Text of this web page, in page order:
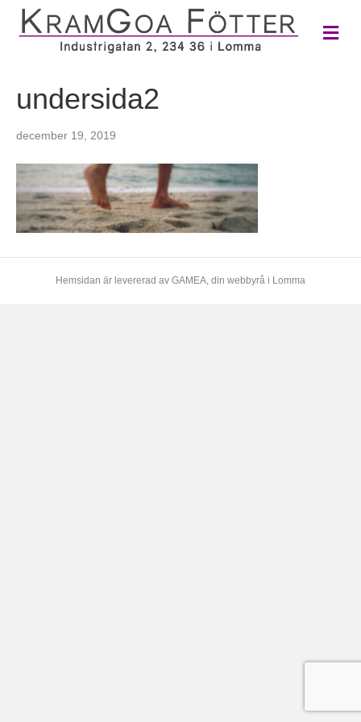
M
e
undersida2
december 19, 2019
Hemsidan är levererad av GAMEA, din webbyrå i Lomma